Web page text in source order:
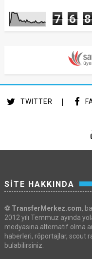
7 6 8
TWITTER
SİTE HAKKINDA
⚽ TransferMerkez.com,
2012 yılı Temmuz ayında
medyasına alternatif olma
haberleri, röportajlar, scout
bulabilirsiniz.